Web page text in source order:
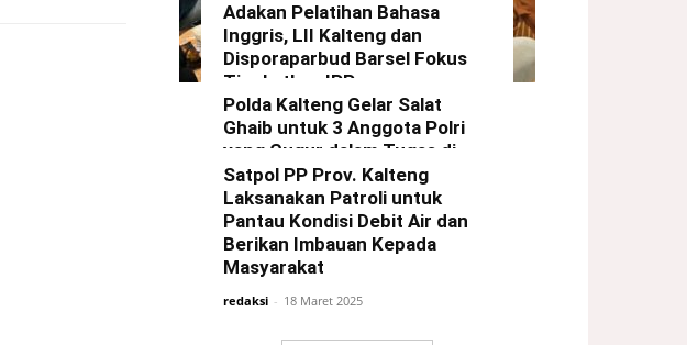
Adakan Pelatihan Bahasa
Inggris, LII Kalteng dan
Disporaparbud Barsel Fokus
Tingkatkan IPP
redaksi - 21 Maret 2025
Polda Kalteng Gelar Salat
Ghaib untuk 3 Anggota Polri
yang Gugur dalam Tugas di
Way Kanan Lampung
redaksi - 19 Maret 2025
Satpol PP Prov. Kalteng
Laksanakan Patroli untuk
Pantau Kondisi Debit Air dan
Berikan Imbauan Kepada
Masyarakat
redaksi - 18 Maret 2025